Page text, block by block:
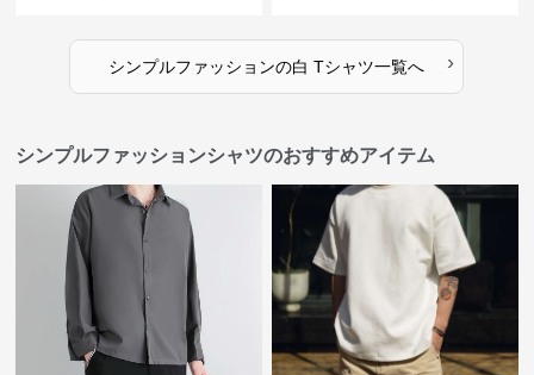
シンプルファッションの白 Tシャツ一覧へ ›
シンプルファッションシャツのおすすめアイテム